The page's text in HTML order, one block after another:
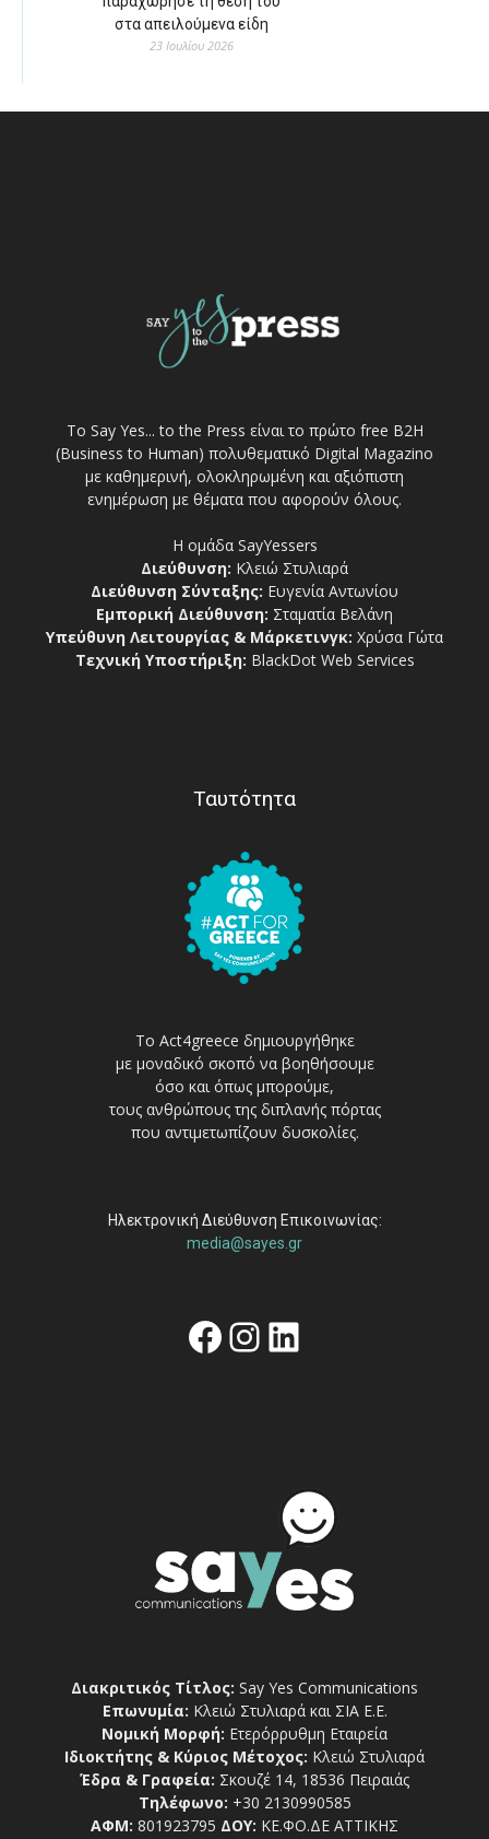
στα απειλούμενα είδη
23 Ιουλίου 2026
Το Say Yes... to the Press είναι το πρώτο free Β2Η
(Business to Human) πολυθεματικό Digital Magazino
με καθημερινή, ολοκληρωμένη και αξιόπιστη
ενημέρωση με θέματα που αφορούν όλους.
Η ομάδα SayYessers
Διεύθυνση: Κλειώ Στυλιαρά
Διεύθυνση Σύνταξης: Ευγενία Αντωνίου
Εμπορική Διεύθυνση: Σταματία Βελάνη
Υπεύθυνη Λειτουργίας & Μάρκετινγκ: Χρύσα Γώτα
Τεχνική Υποστήριξη: BlackDot Web Services
Ταυτότητα
Το Act4greece δημιουργήθηκε
με μοναδικό σκοπό να βοηθήσουμε
όσο και όπως μπορούμε,
τους ανθρώπους της διπλανής πόρτας
που αντιμετωπίζουν δυσκολίες.
Ηλεκτρονική Διεύθυνση Επικοινωνίας:
media@sayes.gr
Facebook
Instagram
Linkedin
Διακριτικός Τίτλος: Say Yes Communications
Επωνυμία: Κλειώ Στυλιαρά και ΣΙΑ Ε.Ε.
Νομική Μορφή: Ετερόρρυθμη Εταιρεία
Ιδιοκτήτης & Κύριος Μέτοχος: Κλειώ Στυλιαρά
Έδρα & Γραφεία: Σκουζέ 14, 18536 Πειραιάς
Τηλέφωνο: +30 2130990585
ΑΦΜ: 801923795 ΔΟΥ: ΚΕ.ΦΟ.ΔΕ ΑΤΤΙΚΗΣ